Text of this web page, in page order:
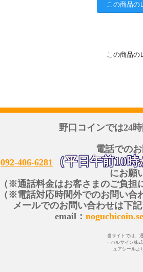
この商品の
この商品の
野口コインでは24
電話での
092-406-6281
（平日午前10
にお願
（※通話料金はお客さまのご負担
（※電話対応時間外でのお問い合
メールでのお問い合わせは下
email：
当サイトでは、
ーバルサイン株
ュアシールよ